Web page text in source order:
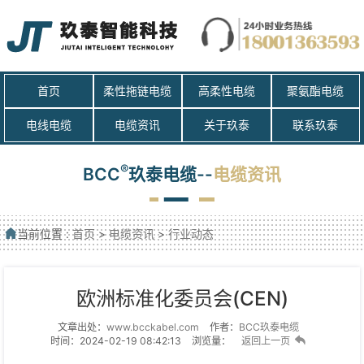
首页 柔性拖链电缆 高柔性电缆 聚氨酯电缆
电线电缆 电缆资讯 关于玖泰 联系玖泰
BCC®玖泰电缆--电缆资讯
当前位置 :首页>电缆资讯>行业动态
欧洲标准化委员会(CEN)
文章出处： www.bcckabel.com 作者： BCC玖泰电缆
时间：2024-02-19 08:42:13
浏览量： 返回上一页